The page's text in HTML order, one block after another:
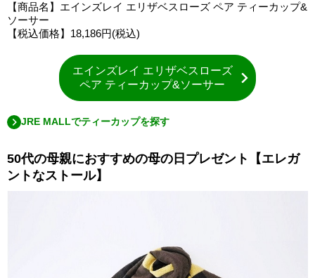
【商品名】エインズレイ エリザベスローズ ペア ティーカップ&
ソーサー
【税込価格】18,186円(税込)
エインズレイ エリザベスローズ
ペア ティーカップ&ソーサー
JRE MALLでティーカップを探す
50代の母親におすすめの母の日プレゼント【エレガ
ントなストール】